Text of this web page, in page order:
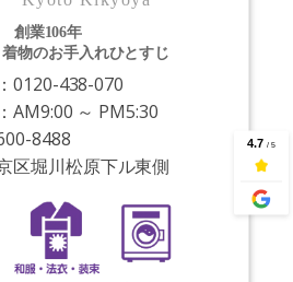
創業106年
物のお手入れひとすじ
：0120-438-070
：AM9:00 ～ PM5:30
8488
区堀川松原下ル東側